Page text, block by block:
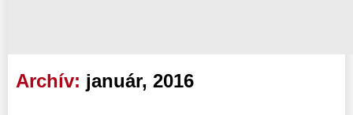
Archív: január, 2016